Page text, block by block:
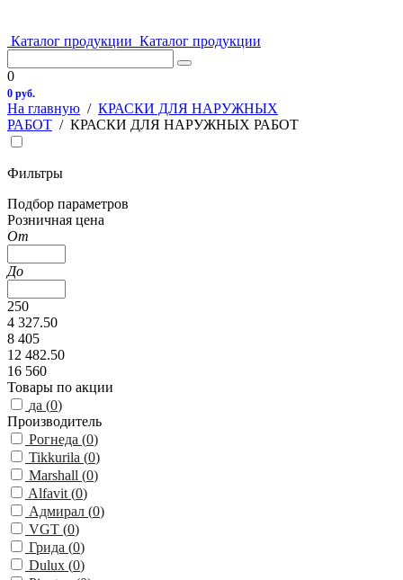
Каталог продукции Каталог продукции
0
0 руб.
На главную / КРАСКИ ДЛЯ НАРУЖНЫХ
РАБОТ / КРАСКИ ДЛЯ НАРУЖНЫХ РАБОТ
Фильтры
Подбор параметров
Розничная цена
От
До
250
4 327.50
8 405
12 482.50
16 560
Товары по акции
да (0)
Производитель
Рогнеда (0)
Tikkurila (0)
Marshall (0)
Alfavit (0)
Адмирал (0)
VGT (0)
Грида (0)
Dulux (0)